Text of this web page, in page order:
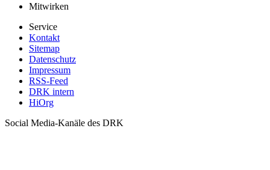
Mitwirken
Service
Kontakt
Sitemap
Datenschutz
Impressum
RSS-Feed
DRK intern
HiOrg
Social Media-Kanäle des DRK